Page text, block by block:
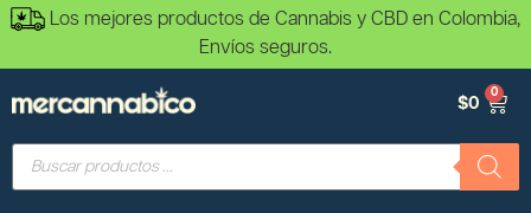
Los mejores productos de Cannabis y CBD en Colombia,
Envíos seguros.
$0
0